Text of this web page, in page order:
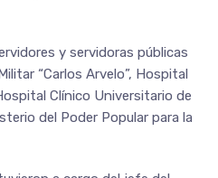
y servidoras públicas
“Carlos Arvelo”, Hospital
Clínico Universitario de
del Poder Popular para la